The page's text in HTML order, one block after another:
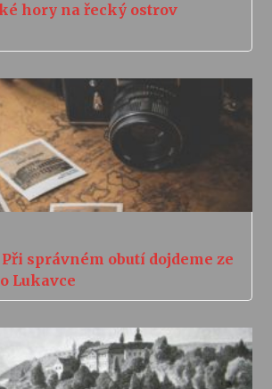
hory na řecký ostrov
správném obutí dojdeme ze
Lukavce